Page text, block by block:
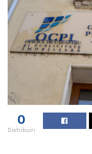
0
Distribuiri